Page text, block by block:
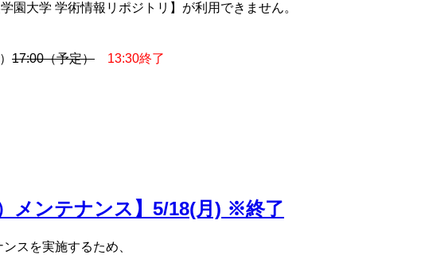
園大学 学術情報リポジトリ】が利用できません。
17:00（予定） 13:30終了
メンテナンス】5/18(月) ※終了
スを実施するため、